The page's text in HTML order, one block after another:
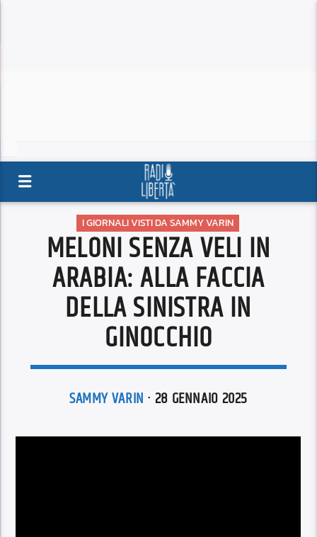
I GIORNALI VISTI DA SAMMY VARIN
MELONI SENZA VELI IN
ARABIA: ALLA FACCIA
DELLA SINISTRA IN
GINOCCHIO
SAMMY VARIN · 28 GENNAIO 2025